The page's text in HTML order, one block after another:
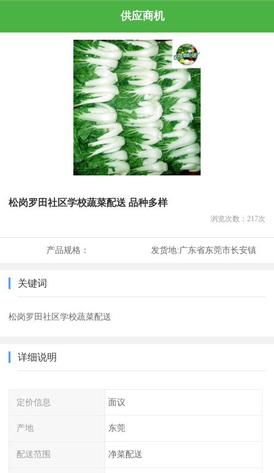
供应商机
松岗罗田社区学校蔬菜配送 品种多样
浏览次数： 217次
产品规格： 发货地:广东省东莞市长安镇
关键词
松岗罗田社区学校蔬菜配送
详细说明
定价信息 面议
产地 东莞
配送范围 净菜配送